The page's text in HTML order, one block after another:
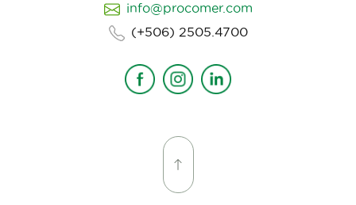
info@procomer.com
(+506) 2505.4700